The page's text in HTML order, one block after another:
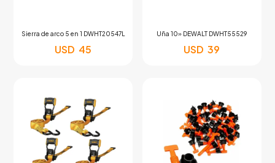
Sierra de arco 5 en 1 DWHT20547L
USD 45
Uña 10» DEWALT DWHT55529
USD 39